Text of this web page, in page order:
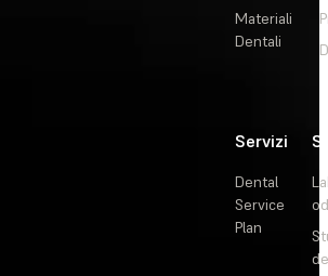
Materiali
Dentali
Servizi
Dental
Service
Plan